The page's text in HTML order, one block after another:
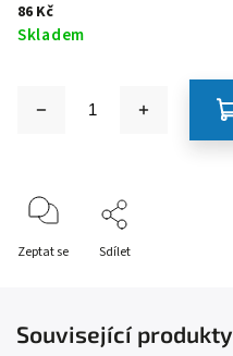
86 Kč
Skladem
Zeptat se Sdílet
Související produkty